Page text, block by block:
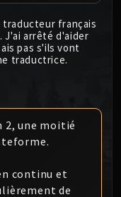
traducteur français
J'ai arrêté d'aider
pas s'ils vont
traductrice.
2, une moitié
continu et
de